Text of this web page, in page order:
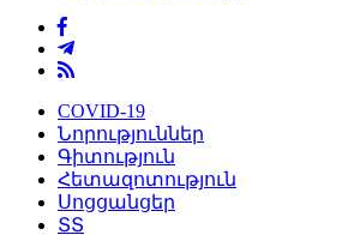
COVID-19
Նորություններ
Գիտություն
Հետազոտություն
Սոցցանցեր
ՏՏ